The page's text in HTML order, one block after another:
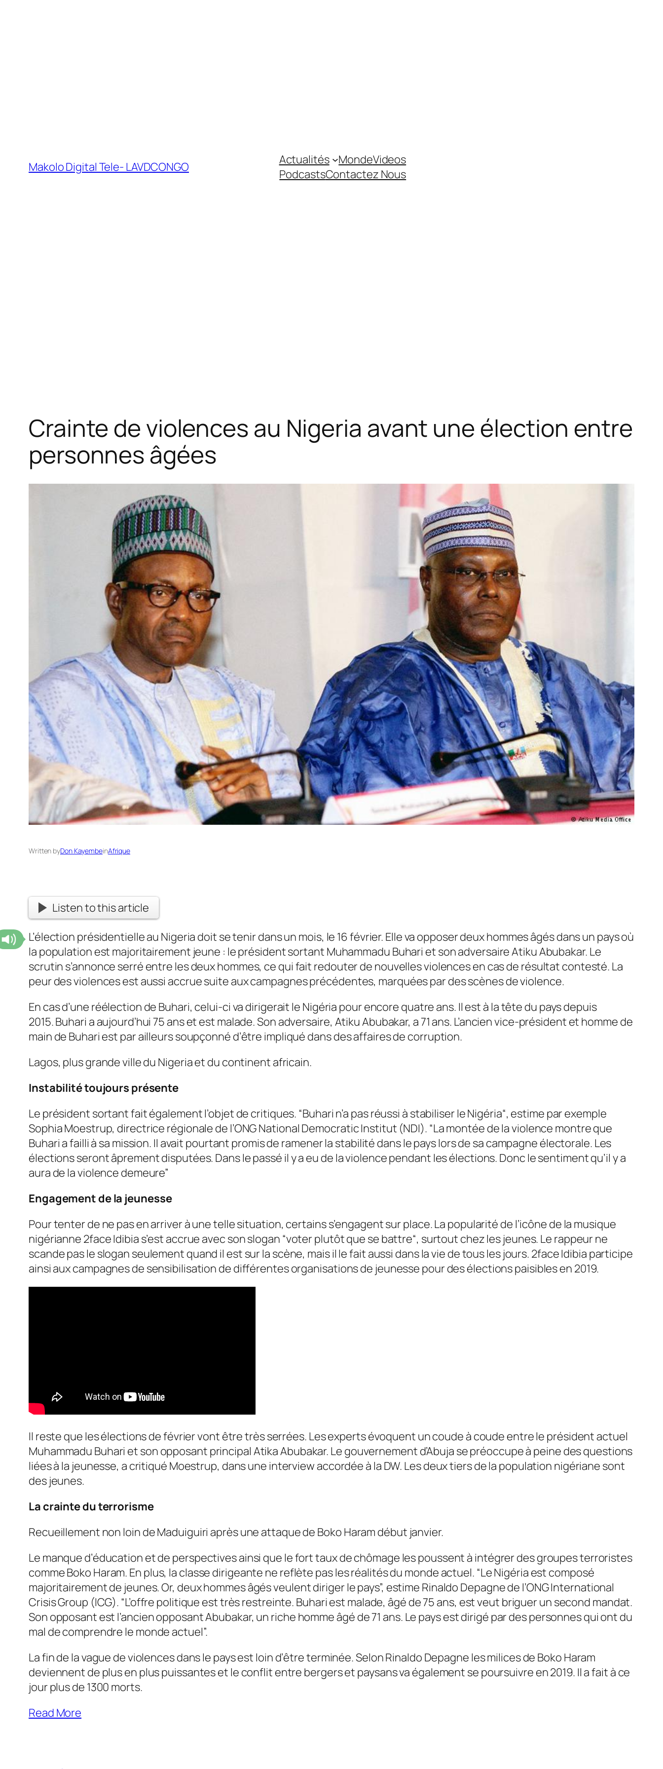
Makolo Digital Tele- LAVDCONGO Actualités MondeVideos
PodcastsContactez Nous
Crainte de violences au Nigeria avant une élection entre
personnes âgées
Written byDon KayembeinAfrique
Listen to this article
L’élection présidentielle au Nigeria doit se tenir dans un mois, le 16 février. Elle va opposer deux hommes âgés dans un pays où
la population est majoritairement jeune : le président sortant Muhammadu Buhari et son adversaire Atiku Abubakar. Le
scrutin s’annonce serré entre les deux hommes, ce qui fait redouter de nouvelles violences en cas de résultat contesté. La
peur des violences est aussi accrue suite aux campagnes précédentes, marquées par des scènes de violence.
En cas d’une réélection de Buhari, celui-ci va dirigerait le Nigéria pour encore quatre ans. Il est à la tête du pays depuis
2015. Buhari a aujourd’hui 75 ans et est malade. Son adversaire, Atiku Abubakar, a 71 ans. L’ancien vice-président et homme de
main de Buhari est par ailleurs soupçonné d’être impliqué dans des affaires de corruption.
Lagos, plus grande ville du Nigeria et du continent africain.
Instabilité toujours présente
Le président sortant fait également l’objet de critiques. “Buhari n’a pas réussi à stabiliser le Nigéria“, estime par exemple
Sophia Moestrup, directrice régionale de l’ONG National Democratic Institut (NDI). “La montée de la violence montre que
Buhari a failli à sa mission. Il avait pourtant promis de ramener la stabilité dans le pays lors de sa campagne électorale. Les
élections seront âprement disputées. Dans le passé il y a eu de la violence pendant les élections. Donc le sentiment qu’il y a
aura de la violence demeure”
Engagement de la jeunesse
Pour tenter de ne pas en arriver à une telle situation, certains s’engagent sur place. La popularité de l’icône de la musique
nigérianne 2face Idibia s’est accrue avec son slogan “voter plutôt que se battre“, surtout chez les jeunes. Le rappeur ne
scande pas le slogan seulement quand il est sur la scène, mais il le fait aussi dans la vie de tous les jours. 2face Idibia participe
ainsi aux campagnes de sensibilisation de différentes organisations de jeunesse pour des élections paisibles en 2019.
Il reste que les élections de février vont être très serrées. Les experts évoquent un coude à coude entre le président actuel
Muhammadu Buhari et son opposant principal Atika Abubakar. Le gouvernement d’Abuja se préoccupe à peine des questions
liées à la jeunesse, a critiqué Moestrup, dans une interview accordée à la DW. Les deux tiers de la population nigériane sont
des jeunes.
La crainte du terrorisme
Recueillement non loin de Maduiguiri après une attaque de Boko Haram début janvier.
Le manque d’éducation et de perspectives ainsi que le fort taux de chômage les poussent à intégrer des groupes terroristes
comme Boko Haram. En plus, la classe dirigeante ne reflète pas les réalités du monde actuel. “Le Nigéria est composé
majoritairement de jeunes. Or, deux hommes âgés veulent diriger le pays”, estime Rinaldo Depagne de l’ONG International
Crisis Group (ICG). “L’offre politique est très restreinte. Buhari est malade, âgé de 75 ans, est veut briguer un second mandat.
Son opposant est l’ancien opposant Abubakar, un riche homme âgé de 71 ans. Le pays est dirigé par des personnes qui ont du
mal de comprendre le monde actuel”.
La fin de la vague de violences dans le pays est loin d’être terminée. Selon Rinaldo Depagne les milices de Boko Haram
deviennent de plus en plus puissantes et le conflit entre bergers et paysans va également se poursuivre en 2019. Il a fait à ce
jour plus de 1300 morts.
Read More